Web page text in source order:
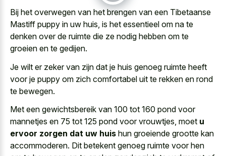
Bij het overwegen van het brengen van een Tibetaanse
Mastiff puppy in uw huis, is het essentieel om na te
denken over de ruimte die ze nodig hebben om te
groeien en te gedijen.
Je wilt er zeker van zijn dat je huis genoeg ruimte heeft
voor je puppy om zich comfortabel uit te rekken en rond
te bewegen.
Met een gewichtsbereik van 100 tot 160 pond voor
mannetjes en 75 tot 125 pond voor vrouwtjes, moet u
ervoor zorgen dat uw huis hun groeiende grootte kan
accommoderen. Dit betekent genoeg ruimte voor hen